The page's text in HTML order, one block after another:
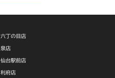
六丁の目店
泉店
仙台駅前店
利府店